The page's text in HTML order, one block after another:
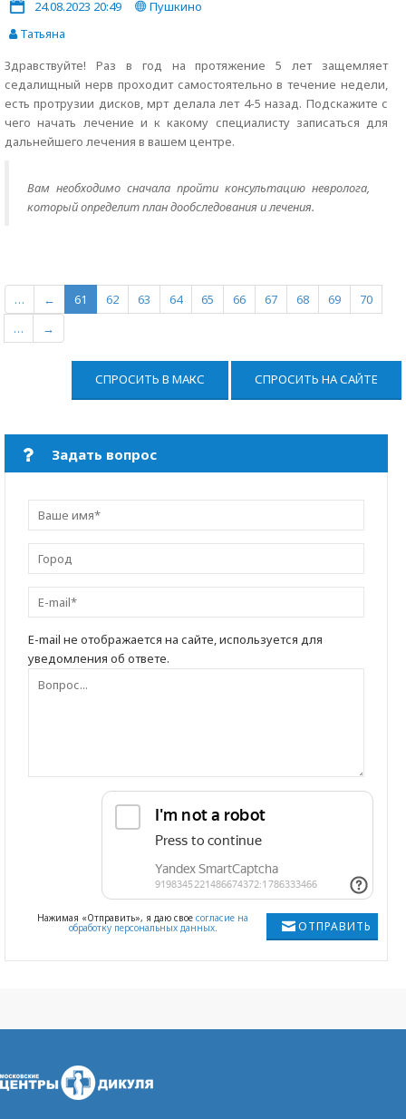
24.08.2023 20:49
Пушкино
Татьяна
Здравствуйте! Раз в год на протяжение 5 лет защемляет
седалищный нерв проходит самостоятельно в течение недели,
есть протрузии дисков, мрт делала лет 4-5 назад. Подскажите с
чего начать лечение и к какому специалисту записаться для
дальнейшего лечения в вашем центре.
Вам необходимо сначала пройти консультацию невролога,
который определит план дообследования и лечения.
… ← 61 62 63 64 65 66 67 68 69
70
…
→
СПРОСИТЬ В МАКС СПРОСИТЬ НА САЙТЕ
Задать вопрос
E-mail не отображается на сайте, используется для
уведомления об ответе.
ОТПРАВИТЬ
Нажимая «Отправить», я даю свое согласие на
обработку персональных данных.